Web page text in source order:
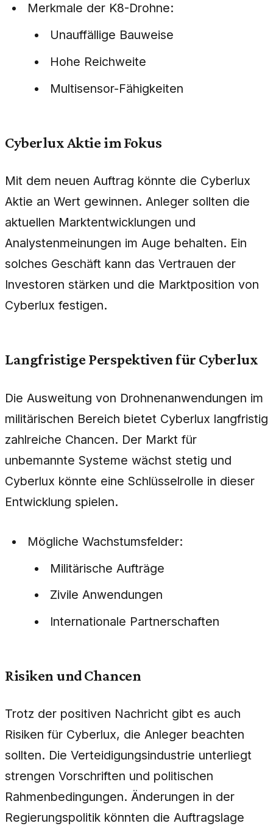
Merkmale der K8-Drohne:
Unauffällige Bauweise
Hohe Reichweite
Multisensor-Fähigkeiten
Cyberlux Aktie im Fokus
Mit dem neuen Auftrag könnte die Cyberlux
Aktie an Wert gewinnen. Anleger sollten die
aktuellen Marktentwicklungen und
Analystenmeinungen im Auge behalten. Ein
solches Geschäft kann das Vertrauen der
Investoren stärken und die Marktposition von
Cyberlux festigen.
Langfristige Perspektiven für Cyberlux
Die Ausweitung von Drohnenanwendungen im
militärischen Bereich bietet Cyberlux langfristig
zahlreiche Chancen. Der Markt für
unbemannte Systeme wächst stetig und
Cyberlux könnte eine Schlüsselrolle in dieser
Entwicklung spielen.
Mögliche Wachstumsfelder:
Militärische Aufträge
Zivile Anwendungen
Internationale Partnerschaften
Risiken und Chancen
Trotz der positiven Nachricht gibt es auch
Risiken für Cyberlux, die Anleger beachten
sollten. Die Verteidigungsindustrie unterliegt
strengen Vorschriften und politischen
Rahmenbedingungen. Änderungen in der
Regierungspolitik könnten die Auftragslage